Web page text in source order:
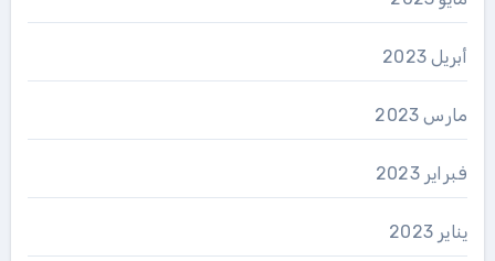
أبريل 2023
مارس 2023
فبراير 2023
يناير 2023